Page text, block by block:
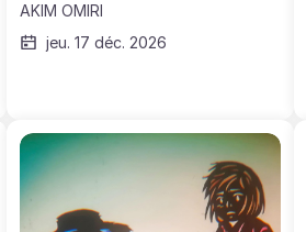
AKIM OMIRI
jeu. 17 déc. 2026